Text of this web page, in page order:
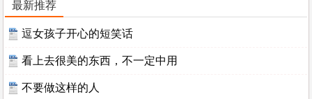
最新推荐
逗女孩子开心的短笑话
看上去很美的东西，不一定中用
不要做这样的人